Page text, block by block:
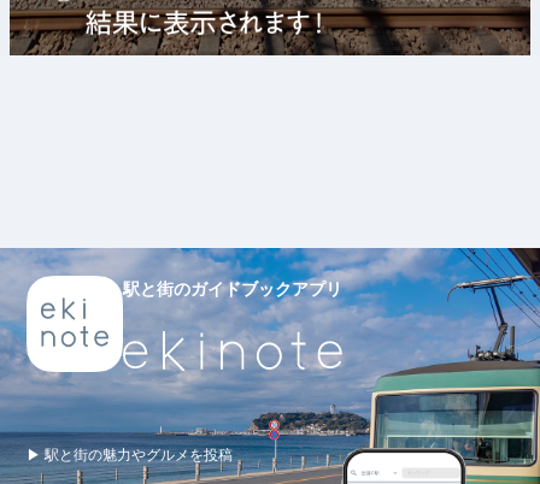
駅と街のガイドブックアプリ
▶ 駅と街の魅力やグルメを投稿